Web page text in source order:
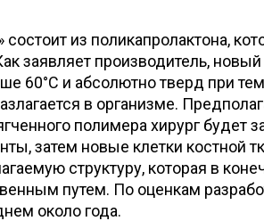
состоит из поликапролактона,
заявляет производитель, новый
60°С и абсолютно тверд при
в организме.
полимера хирург будет
затем новые клетки костной
структуру, которая в
путем. По оценкам
около года.